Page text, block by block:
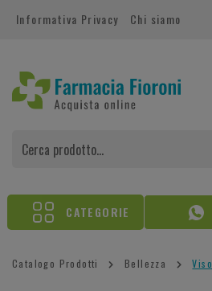
Informativa Privacy Chi siamo
CATEGORIE
Catalogo Prodotti Bellezza Viso